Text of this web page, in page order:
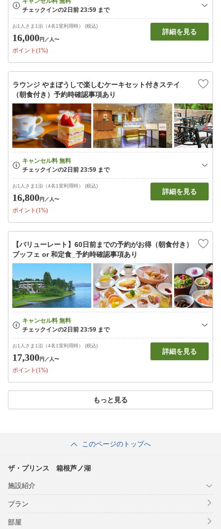
お1人さま1泊（4名1室利用時） (税込)
16,000円 ／人〜
ポイント(1%)
詳細を見る
ラウンジ やまぼうしで楽しむケーキセット付きステイ
（朝食付き）予約時確認事項あり
お1人さま1泊（4名1室利用時） (税込)
16,800円 ／人〜
ポイント(1%)
詳細を見る
【バリューレート】60日前までの予約がお得（朝食付き）
ブッフェ or 和定食_予約時確認事項あり
お1人さま1泊（4名1室利用時） (税込)
17,300円 ／人〜
ポイント(1%)
詳細を見る
もっと見る
このページのトップへ
ザ・プリンス 箱根芦ノ湖
施設紹介
プラン
部屋